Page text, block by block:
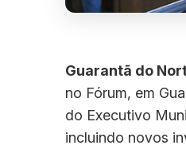
Guarantã do
no Fórum, em
do Executivo
incluindo novos